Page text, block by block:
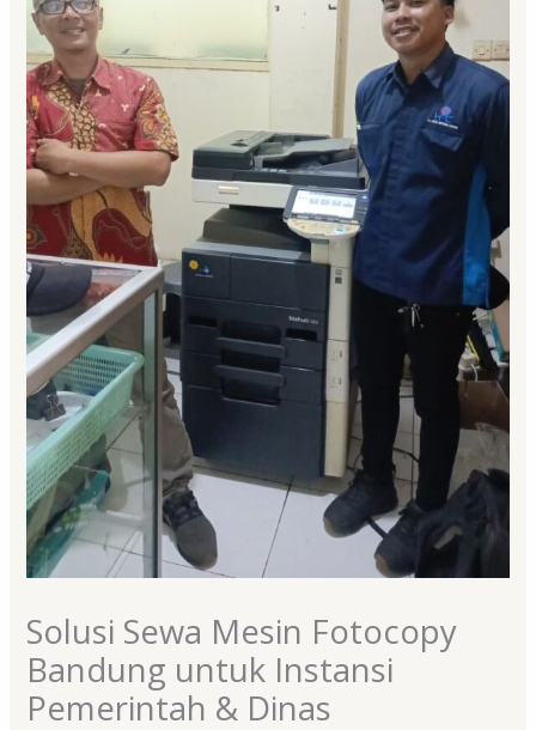
Solusi Sewa Mesin Fotocopy
Bandung untuk Instansi
Pemerintah & Dinas